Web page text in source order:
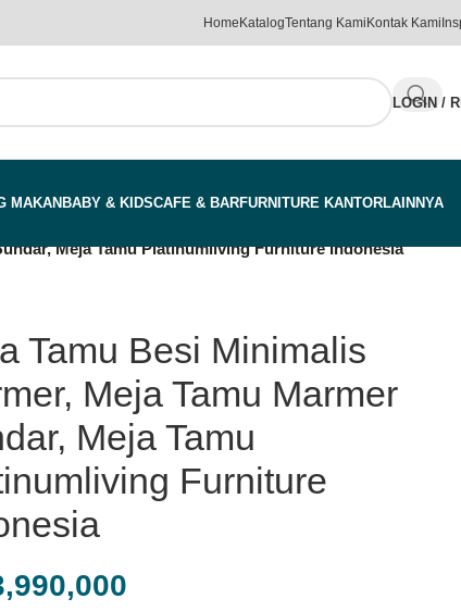
Home KatalogTentang Kami Kontak Kami
LOGIN /
MAKAN BABY & KIDSCAFE & BARFURNITURE KANTORLAINNYA
Meja Tamu Platinumliving Furniture Indonesia
Tamu Besi Minimalis
Meja Tamu Marmer
Meja Tamu
Furniture